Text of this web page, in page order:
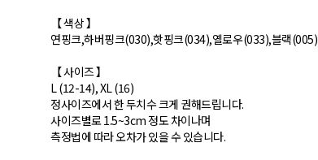
【 색상 】
연핑크,하버핑크(030),핫핑크(034),옐로우(033),블랙(005)
【 사이즈 】
L (12-14), XL (16)
정사이즈에서 한 두치수 크게 권해드립니다.
사이즈별로 1.5~3cm 정도 차이나며
측정법에 따라 오차가 있을 수 있습니다.